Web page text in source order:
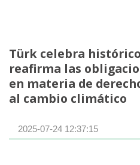
Türk celebra
reafirma las
en materia de
al cambio climático
2025-07-24 12:37:15